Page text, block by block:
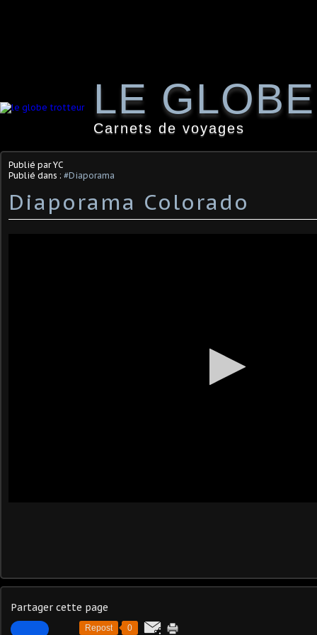
LE
Carnets de voyages
Publié par YC
Publié dans : #Diaporama
Diaporama Colorado
Partager cette page
Repost 0